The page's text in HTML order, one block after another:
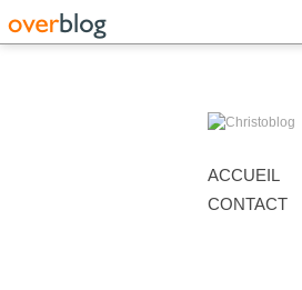
ACCUEIL
CONTACT